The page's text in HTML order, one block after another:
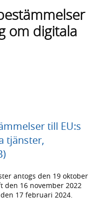
om digitala
till EU:s
tjänster,
antogs den 19 oktober
den 16 november 2022
17 februari 2024.